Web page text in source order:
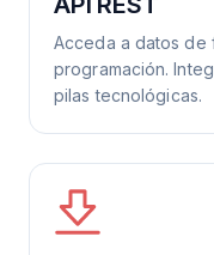
Acceda a datos de
programación.
pilas tecnológicas.